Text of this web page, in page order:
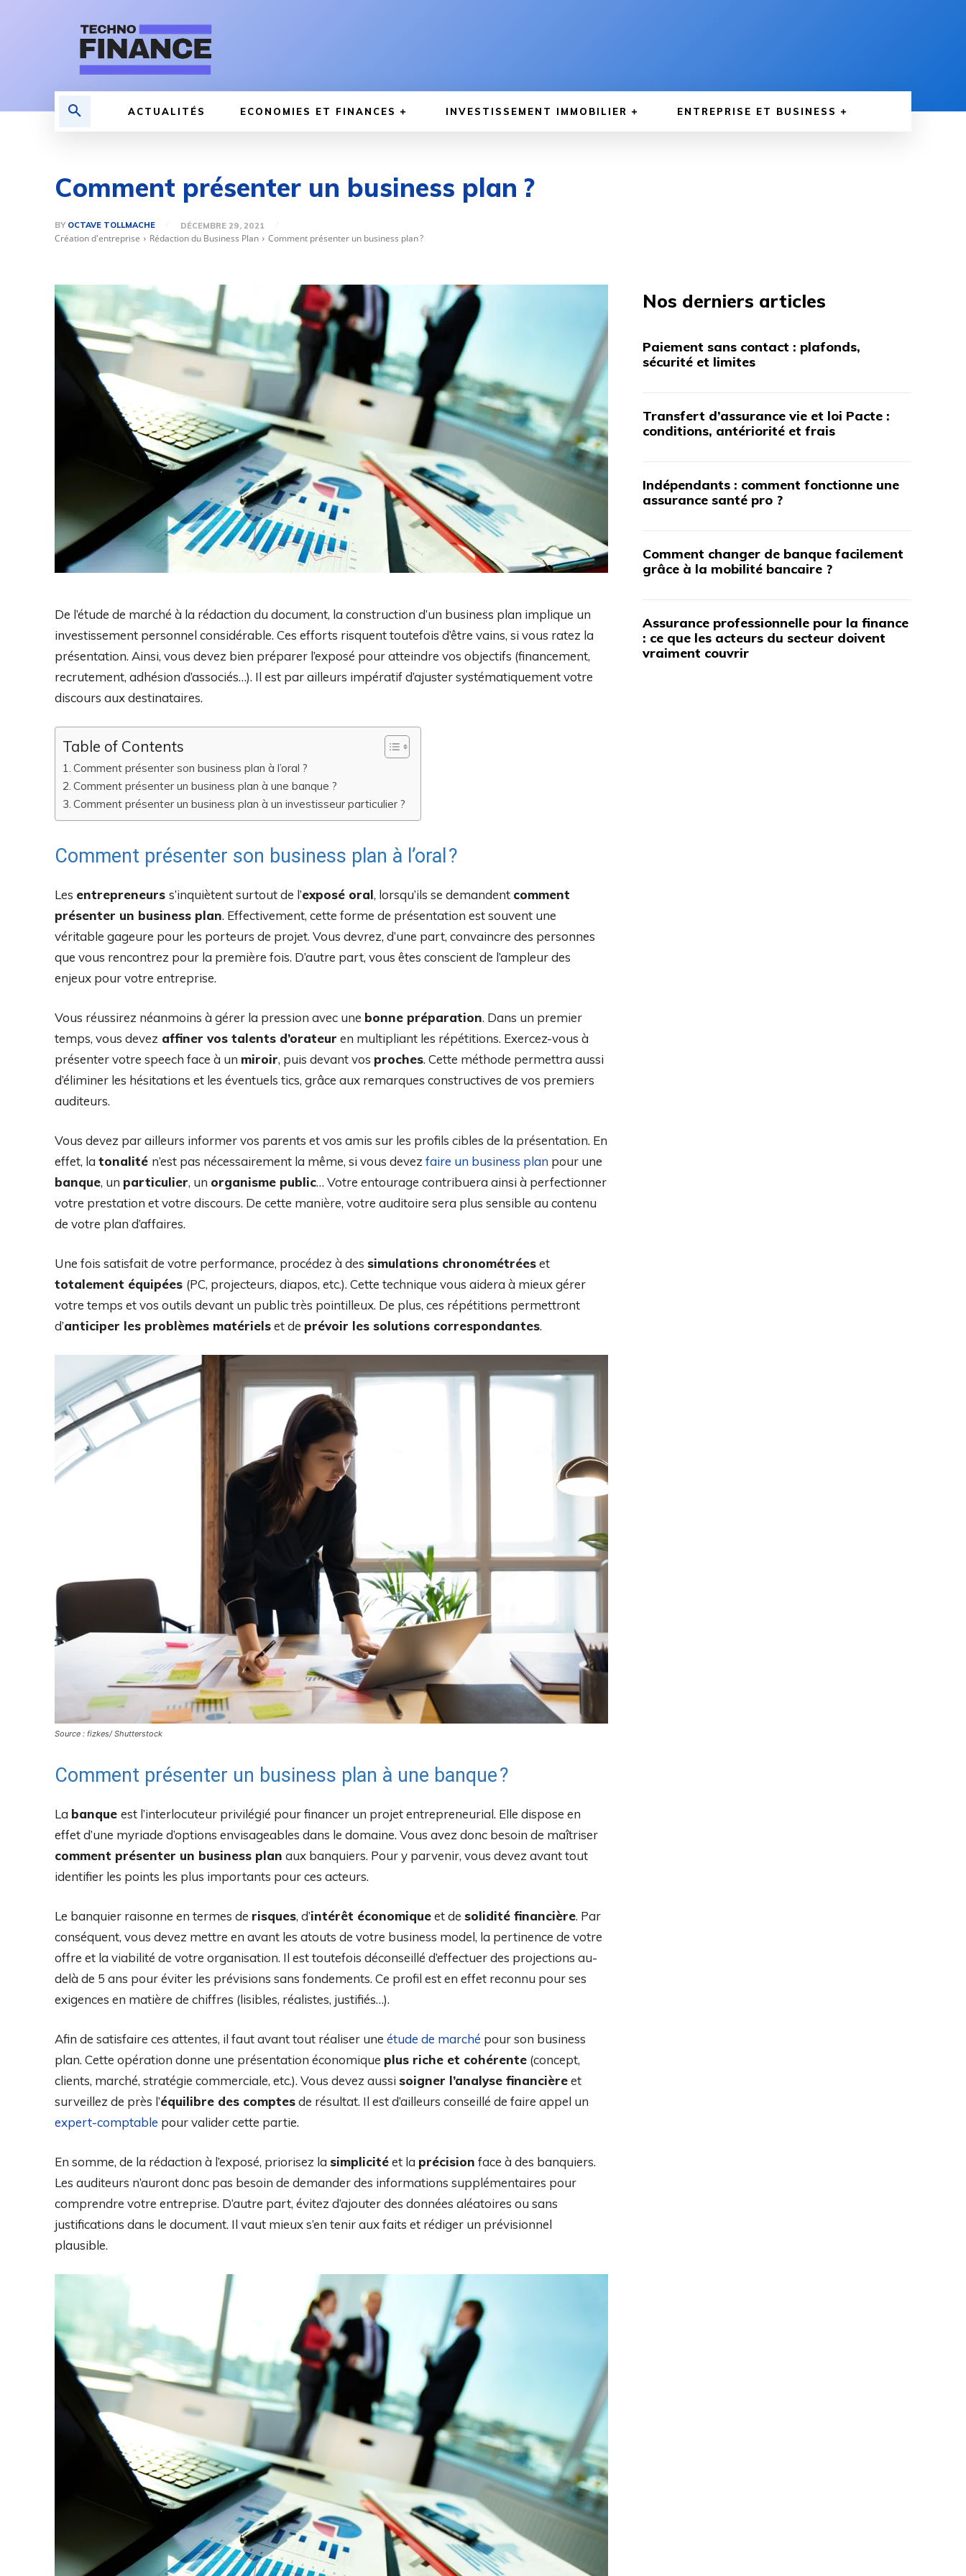
ACTUALITÉS ECONOMIES ET FINANCES INVESTISSEMENT IMMOBILIER ENTREPRISE ET BUSINESS
Comment présenter un business plan ?
BY OCTAVE TOLLMACHE DÉCEMBRE 29, 2021
Création d'entreprise Rédaction du Business Plan Comment présenter un business plan ?
De l’étude de marché à la rédaction du document, la construction d’un business plan implique un
investissement personnel considérable. Ces efforts risquent toutefois d’être vains, si vous ratez la
présentation. Ainsi, vous devez bien préparer l’exposé pour atteindre vos objectifs (financement,
recrutement, adhésion d’associés…). Il est par ailleurs impératif d’ajuster systématiquement votre
discours aux destinataires.
Table of Contents
Comment présenter son business plan à l’oral ?
Comment présenter un business plan à une banque ?
Comment présenter un business plan à un investisseur particulier ?
Comment présenter son business plan à l’oral ?
Les entrepreneurs s’inquiètent surtout de l’exposé oral, lorsqu’ils se demandent comment
présenter un business plan. Effectivement, cette forme de présentation est souvent une
véritable gageure pour les porteurs de projet. Vous devrez, d’une part, convaincre des personnes
que vous rencontrez pour la première fois. D’autre part, vous êtes conscient de l’ampleur des
enjeux pour votre entreprise.
Vous réussirez néanmoins à gérer la pression avec une bonne préparation. Dans un premier
temps, vous devez affiner vos talents d’orateur en multipliant les répétitions. Exercez-vous à
présenter votre speech face à un miroir, puis devant vos proches. Cette méthode permettra aussi
d’éliminer les hésitations et les éventuels tics, grâce aux remarques constructives de vos premiers
auditeurs.
Vous devez par ailleurs informer vos parents et vos amis sur les profils cibles de la présentation. En
effet, la tonalité n’est pas nécessairement la même, si vous devez faire un business plan pour une
banque, un particulier, un organisme public… Votre entourage contribuera ainsi à perfectionner
votre prestation et votre discours. De cette manière, votre auditoire sera plus sensible au contenu
de votre plan d’affaires.
Une fois satisfait de votre performance, procédez à des simulations chronométréeset
totalement équipées (PC, projecteurs, diapos, etc.). Cette technique vous aidera à mieux gérer
votre temps et vos outils devant un public très pointilleux. De plus, ces répétitions permettront
d’anticiper les problèmes matérielset de prévoir les solutions correspondantes.
Source : fizkes/ Shutterstock
Comment présenter un business plan à une banque ?
La banque est l’interlocuteur privilégié pour financer un projet entrepreneurial. Elle dispose en
effet d’une myriade d’options envisageables dans le domaine. Vous avez donc besoin de maîtriser
comment présenter un business plan aux banquiers. Pour y parvenir, vous devez avant tout
identifier les points les plus importants pour ces acteurs.
Le banquier raisonne en termes de risques, d’intérêt économiqueet de solidité financière. Par
conséquent, vous devez mettre en avant les atouts de votre business model, la pertinence de votre
offre et la viabilité de votre organisation. Il est toutefois déconseillé d’effectuer des projections au-
delà de 5 ans pour éviter les prévisions sans fondements. Ce profil est en effet reconnu pour ses
exigences en matière de chiffres (lisibles, réalistes, justifiés…).
Afin de satisfaire ces attentes, il faut avant tout réaliser une étude de marché pour son business
plan. Cette opération donne une présentation économique plus riche et cohérente (concept,
clients, marché, stratégie commerciale, etc.). Vous devez aussisoigner l’analyse financièreet
surveillez de près l’équilibre des comptesde résultat. Il est d’ailleurs conseillé de faire appel un
expert-comptable pour valider cette partie.
En somme, de la rédaction à l’exposé, priorisez la simplicitéet la précision face à des banquiers.
Les auditeurs n’auront donc pas besoin de demander des informations supplémentaires pour
comprendre votre entreprise. D’autre part, évitez d’ajouter des données aléatoires ou sans
justifications dans le document. Il vaut mieux s’en tenir aux faits et rédiger un prévisionnel
plausible.
Nos derniers articles
Paiement sans contact : plafonds,
sécurité et limites
Transfert d’assurance vie et loi Pacte :
conditions, antériorité et frais
Indépendants : comment fonctionne une
assurance santé pro ?
Comment changer de banque facilement
grâce à la mobilité bancaire ?
Assurance professionnelle pour la finance
: ce que les acteurs du secteur doivent
vraiment couvrir